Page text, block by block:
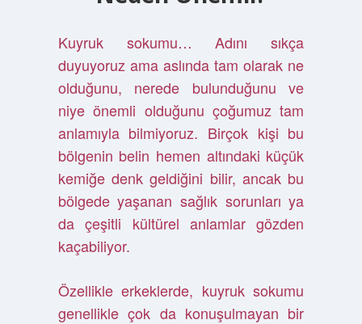
Kuyruk sokumu… Adını sıkça
duyuyoruz ama aslında tam olarak ne
olduğunu, nerede bulunduğunu ve
niye önemli olduğunu çoğumuz tam
anlamıyla bilmiyoruz. Birçok kişi bu
bölgenin belin hemen altındaki küçük
kemiğe denk geldiğini bilir, ancak bu
bölgede yaşanan sağlık sorunları ya
da çeşitli kültürel anlamlar gözden
kaçabiliyor.
Özellikle erkeklerde, kuyruk sokumu
genellikle çok da konuşulmayan bir